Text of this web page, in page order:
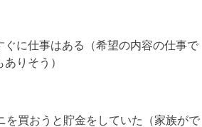
に仕事はある（希望の内容の仕事で
りそう）
買おうと貯金をしていた（家族がで